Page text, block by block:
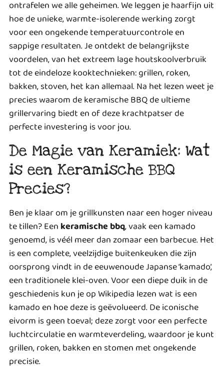
ontrafelen we alle geheimen. We leggen je haarfijn uit
hoe de unieke, warmte-isolerende werking zorgt
voor een ongekende temperatuurcontrole en
sappige resultaten. Je ontdekt de belangrijkste
voordelen, van het extreem lage houtskoolverbruik
tot de eindeloze kooktechnieken: grillen, roken,
bakken, stoven, het kan allemaal. Na het lezen weet je
precies waarom de keramische BBQ de ultieme
grillervaring biedt en of deze krachtpatser de
perfecte investering is voor jou.
De Magie van Keramiek: Wat
is een Keramische BBQ
Precies?
Ben je klaar om je grillkunsten naar een hoger niveau
te tillen? Een keramische bbq, vaak een kamado
genoemd, is véél meer dan zomaar een barbecue. Het
is een complete, veelzijdige buitenkeuken die zijn
oorsprong vindt in de eeuwenoude Japanse ‘kamado’,
een traditionele klei-oven. Voor een diepe duik in de
geschiedenis kun je op Wikipedia lezenwat is een
kamado en hoe deze is geëvolueerd. De iconische
eivorm is geen toeval; deze zorgt voor een perfecte
luchtcirculatie en warmteverdeling, waardoor je kunt
grillen, roken, bakken en stomen met ongekende
precisie.